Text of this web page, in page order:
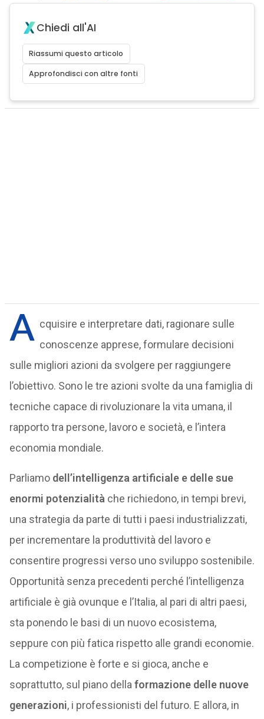
Chiedi all'AI
Riassumi questo articolo
Approfondisci con altre fonti
A cquisire e interpretare dati, ragionare sulle
conoscenze apprese, formulare decisioni
sulle migliori azioni da svolgere per raggiungere
l’obiettivo. Sono le tre azioni svolte da una famiglia di
tecniche capace di rivoluzionare la vita umana, il
rapporto tra persone, lavoro e società, e l’intera
economia mondiale.
Parliamo dell’intelligenza artificiale e delle sue
enormi potenzialità che richiedono, in tempi brevi,
una strategia da parte di tutti i paesi industrializzati,
per incrementare la produttività del lavoro e
consentire progressi verso uno sviluppo sostenibile.
Opportunità senza precedenti perché l’intelligenza
artificiale è già ovunque e l’Italia, al pari di altri paesi,
sta ponendo le basi di un nuovo ecosistema,
seppure con più fatica rispetto alle grandi economie.
La competizione è forte e si gioca, anche e
soprattutto, sul piano della formazione delle nuove
generazioni, i professionisti del futuro. E allora, in